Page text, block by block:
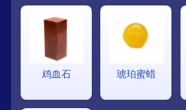
鸡血石 琥珀蜜蜡